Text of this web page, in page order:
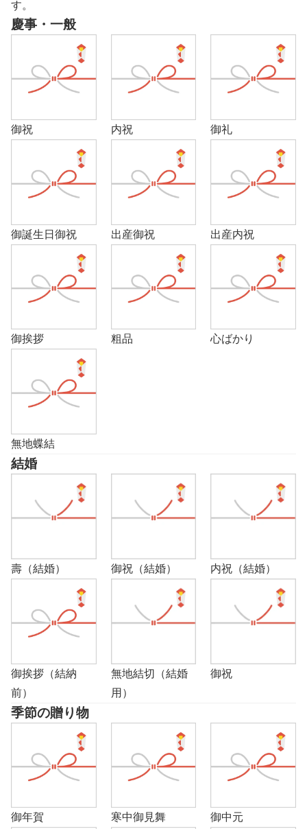
す。
慶事・一般
御祝 内祝 御礼
御誕生日御祝 出産御祝 出産内祝
御挨拶 粗品 心ばかり
無地蝶結
結婚
壽（結婚） 御祝（結婚） 内祝（結婚）
御挨拶（結納
前）
無地結切（結婚
用）
御祝
季節の贈り物
御年賀 寒中御見舞 御中元